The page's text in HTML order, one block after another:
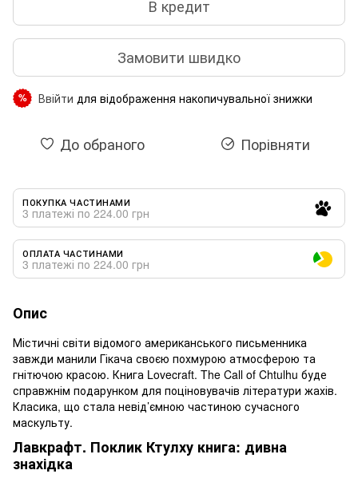
В кредит
Замовити швидко
% Ввійти для відображення накопичувальної знижки
До обраного Порівняти
ПОКУПКА ЧАСТИНАМИ
3 платежі по 224.00 грн
ОПЛАТА ЧАСТИНАМИ
3 платежі по 224.00 грн
Опис
Містичні світи відомого американського письменника
завжди манили Гікача своєю похмурою атмосферою та
гнітючою красою. Книга Lovecraft. The Call of Chtulhu буде
справжнім подарунком для поціновувачів літератури жахів.
Класика, що стала невід’ємною частиною сучасного
маскульту.
Лавкрафт. Поклик Ктулху книга: дивна
знахідка